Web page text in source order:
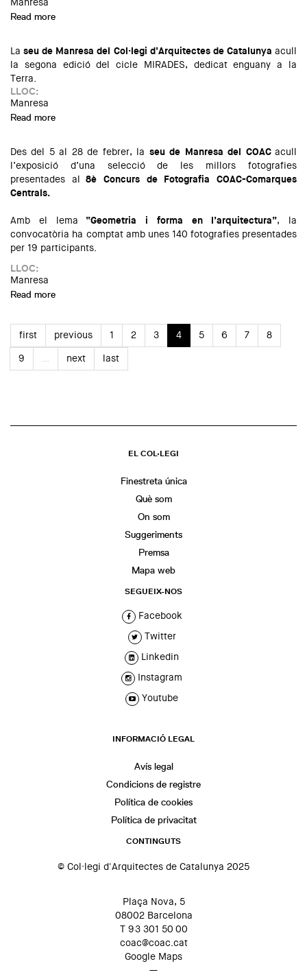
Read more
Laseu de Manresa del Col·legi d’Arquitectes de Catalunya acull
la segona edició del cicle MIRADES, dedicat enguany a la
Terra.
LLOC:
Manresa
Read more
Des del 5 al 28 de febrer, la seu de Manresa del COACacull
l’exposició d’una selecció de les millors fotografies
presentades al8è Concurs de Fotografia COAC-Comarques
Centrals.
Amb el lema “Geometria i forma en l’arquitectura”, la
convocatòria ha comptat amb unes 140 fotografies presentades
per 19 participants.
LLOC:
Manresa
Read more
first previous 1 2 3 4 5 6 7
8
9
… next last
EL COL·LEGI
Finestreta única
Què som
On som
Suggeriments
Premsa
Mapa web
SEGUEIX-NOS
Facebook
Twitter
Linkedin
Instagram
Youtube
INFORMACIÓ LEGAL
Avís legal
Condicions de registre
Política de cookies
Política de privacitat
CONTINGUTS
© Col·legi d'Arquitectes de Catalunya 2025
Plaça Nova, 5
08002 Barcelona
T 93 301 50 00
coac@coac.cat
Google Maps
—